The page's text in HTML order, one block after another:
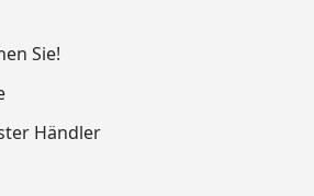
Sie!
Händler